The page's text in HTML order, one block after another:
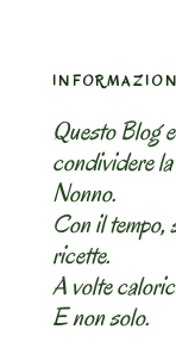
Questo Blog
condividere
Nonno.
Con il tempo,
ricette.
A volte
E non solo.